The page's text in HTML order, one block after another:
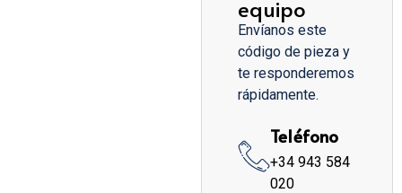
equipo
Envíanos este
código de pieza y
te responderemos
rápidamente.
Teléfono
+34 943 584
020